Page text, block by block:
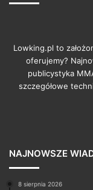
Lowking.pl to
oferujemy?
publicystyka
szczegółowe
NAJNOWSZE
8 sierpnia 2026